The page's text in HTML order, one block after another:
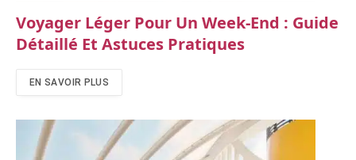
Voyager Léger Pour Un Week-End : Guide
Détaillé Et Astuces Pratiques
EN SAVOIR PLUS